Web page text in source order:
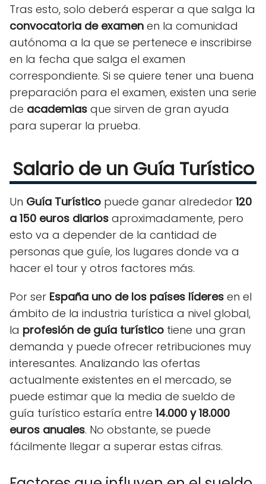
Tras esto, solo deberá esperar a que salga la
convocatoria de examen en la comunidad
autónoma a la que se pertenece e inscribirse
en la fecha que salga el examen
correspondiente. Si se quiere tener una buena
preparación para el examen, existen una serie
de academias que sirven de gran ayuda
para superar la prueba.
Salario de un Guía Turístico
Un Guía Turístico puede ganar alrededor 120
a 150 euros diarios aproximadamente, pero
esto va a depender de la cantidad de
personas que guíe, los lugares donde va a
hacer el tour y otros factores más.
Por ser España uno de los países líderes en el
ámbito de la industria turística a nivel global,
la profesión de guía turístico tiene una gran
demanda y puede ofrecer retribuciones muy
interesantes. Analizando las ofertas
actualmente existentes en el mercado, se
puede estimar que la media de sueldo de
guía turístico estaría entre 14.000 y 18.000
euros anuales. No obstante, se puede
fácilmente llegar a superar estas cifras.